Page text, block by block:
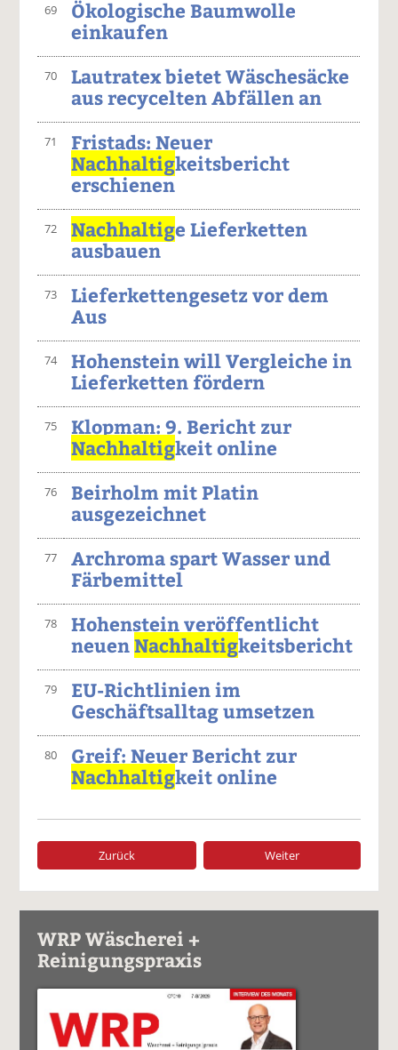
69
Ökologische Baumwolle
einkaufen
70
Lautratex bietet Wäschesäcke
aus recycelten Abfällen an
71
Fristads: Neuer
Nachhaltigkeitsbericht
erschienen
72 Nachhaltige Lieferketten
ausbauen
73
Lieferkettengesetz vor dem
Aus
74
Hohenstein will Vergleiche in
Lieferketten fördern
75
Klopman: 9. Bericht zur
Nachhaltigkeit online
76
Beirholm mit Platin
ausgezeichnet
77
Archroma spart Wasser und
Färbemittel
78
Hohenstein veröffentlicht
neuenNachhaltigkeitsbericht
79
EU-Richtlinien im
Geschäftsalltag umsetzen
80
Greif: Neuer Bericht zur
Nachhaltigkeit online
Zurück Weiter
WRP Wäscherei +
Reinigungspraxis